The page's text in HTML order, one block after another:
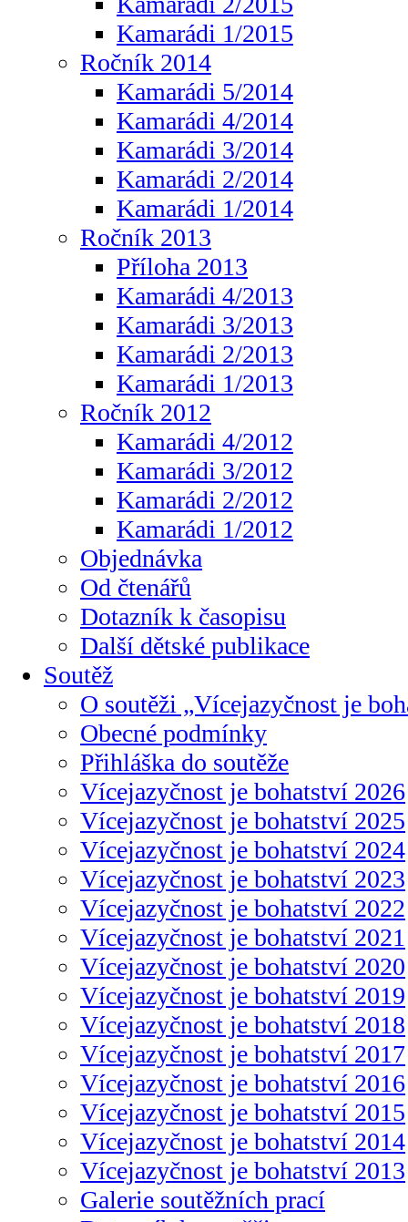
Kamarádi 1/2015
Ročník 2014
Kamarádi 5/2014
Kamarádi 4/2014
Kamarádi 3/2014
Kamarádi 2/2014
Kamarádi 1/2014
Ročník 2013
Příloha 2013
Kamarádi 4/2013
Kamarádi 3/2013
Kamarádi 2/2013
Kamarádi 1/2013
Ročník 2012
Kamarádi 4/2012
Kamarádi 3/2012
Kamarádi 2/2012
Kamarádi 1/2012
Objednávka
Od čtenářů
Dotazník k časopisu
Další dětské publikace
Soutěž
O soutěži „Vícejazyčnost je
Obecné podmínky
Přihláška do soutěže
Vícejazyčnost je bohatství 2026
Vícejazyčnost je bohatství 2025
Vícejazyčnost je bohatství 2024
Vícejazyčnost je bohatství 2023
Vícejazyčnost je bohatství 2022
Vícejazyčnost je bohatství 2021
Vícejazyčnost je bohatství 2020
Vícejazyčnost je bohatství 2019
Vícejazyčnost je bohatství 2018
Vícejazyčnost je bohatství 2017
Vícejazyčnost je bohatství 2016
Vícejazyčnost je bohatství 2015
Vícejazyčnost je bohatství 2014
Vícejazyčnost je bohatství 2013
Galerie soutěžních prací